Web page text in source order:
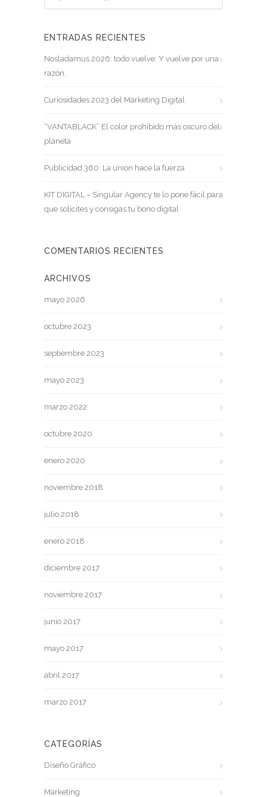
ENTRADAS RECIENTES
Nosladamus 2026: todo vuelve. Y vuelve por una
razón.
Curiosidades 2023 del Marketing Digital
“VANTABLACK” El color prohibido más oscuro del
planeta
Publicidad 360: La unión hace la fuerza
KIT DIGITAL – Singular Agency te lo pone fácil para
que solicites y consigas tu bono digital
COMENTARIOS RECIENTES
ARCHIVOS
mayo 2026
octubre 2023
septiembre 2023
mayo 2023
marzo 2022
octubre 2020
enero 2020
noviembre 2018
julio 2018
enero 2018
diciembre 2017
noviembre 2017
junio 2017
mayo 2017
abril 2017
marzo 2017
CATEGORÍAS
Diseño Gráfico
Marketing